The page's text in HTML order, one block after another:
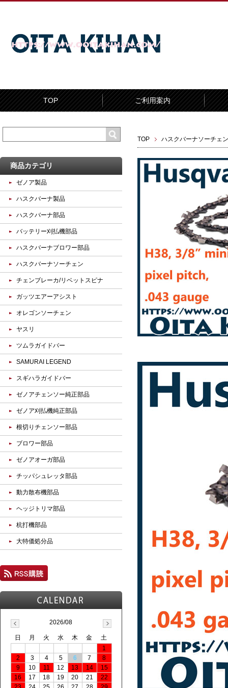
TOP ご利用案内
TOP ハスクバーナソーチェン
商品カテゴリ
ゼノア製品
ハスクバーナ製品
ハスクバーナ部品
バッテリー刈払機部品
ハスクバーナブロワー部品
ハスクバーナソーチェン
チェンブレーカ/リベットスピナ
ガッツエアーアシスト
オレゴンソーチェン
ヤスリ
ツムラガイドバー
SAMURAI LEGEND
スギハラガイドバー
ゼノアチェンソー純正部品
ゼノア刈払機純正部品
根切りチェンソー部品
ブロワー部品
ゼノアオーガ部品
チッパシュレッタ部品
動力散布機部品
ヘッジトリマ部品
杭打機部品
大特価処分品
2026/08
日 月 火 水 木 金
土
1
2
3 4 5 6 7
8
9
10 11 12 13 14
15
16
17 18 19 20 21
22